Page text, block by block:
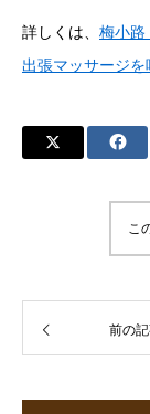
詳しくは、 梅小路
出張マッサージ
こ
前の